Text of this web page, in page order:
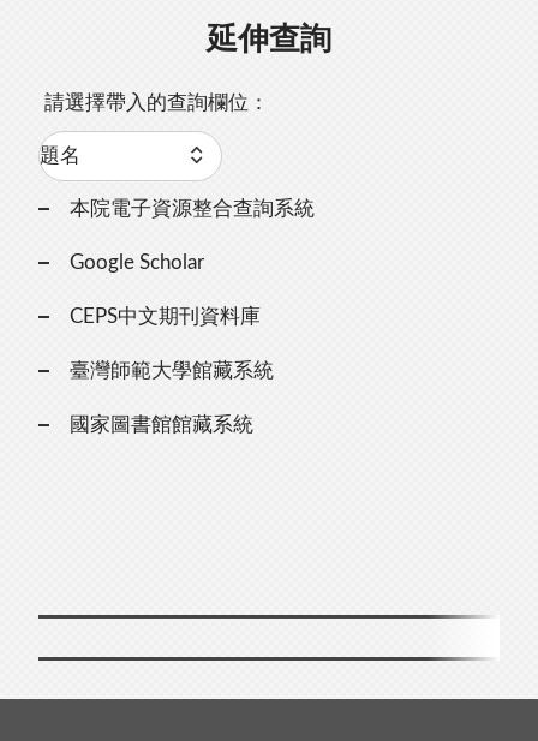
延伸查詢
請選擇帶入的查詢欄位：
本院電子資源整合查詢系統
Google Scholar
CEPS中文期刊資料庫
臺灣師範大學館藏系統
國家圖書館館藏系統